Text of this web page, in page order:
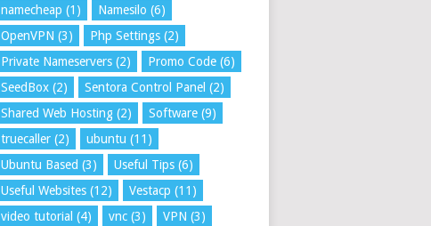
namecheap (1) Namesilo (6)
OpenVPN (3) Php Settings (2)
Private Nameservers (2) Promo Code (6)
SeedBox (2) Sentora Control Panel (2)
Shared Web Hosting (2) Software (9)
truecaller (2) ubuntu (11)
Ubuntu Based (3) Useful Tips (6)
Useful Websites (12) Vestacp (11)
video tutorial (4) vnc (3) VPN (3)